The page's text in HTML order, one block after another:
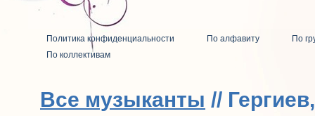
Политика конфиденциальности По алфавиту
По
По коллективам
Все музыканты //